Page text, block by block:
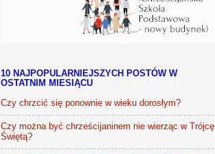
10 NAJPOPULARNIEJSZYCH POSTÓW W
OSTATNIM MIESIĄCU
Czy chrzcić się ponownie w wieku dorosłym?
Czy można być chrześcijaninem nie wierząc w Trójcę
Świętą?